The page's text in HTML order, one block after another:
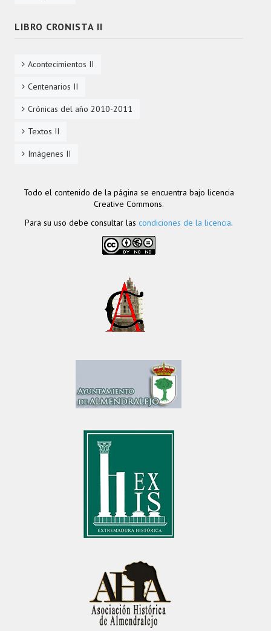
LIBRO CRONISTA II
Acontecimientos II
Centenarios II
Crónicas del año 2010-2011
Textos II
Imágenes II
Todo el contenido de la página se encuentra bajo licencia
Creative Commons.
Para su uso debe consultar las condiciones de la licencia.